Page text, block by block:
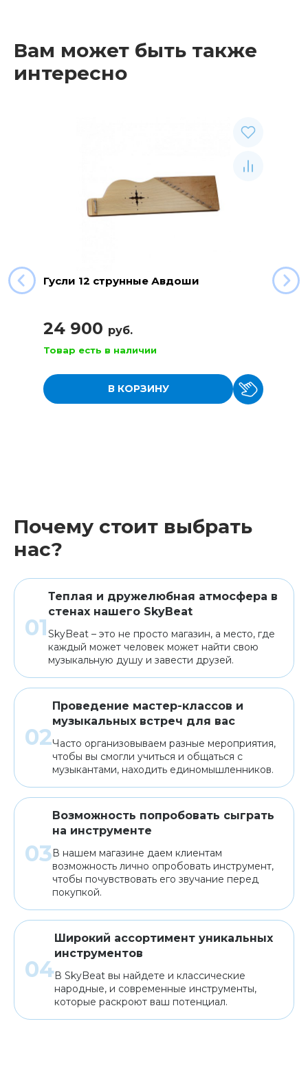
Вам может быть также
интересно
Гусли 12 струнные Авдоши
24 900 руб.
Товар есть в наличии
В КОРЗИНУ
Почему стоит выбрать
нас?
Теплая и дружелюбная атмосфера в
стенах нашего SkyBeat
SkyBeat – это не просто магазин, а место, где
каждый может человек может найти свою
музыкальную душу и завести друзей.
Проведение мастер-классов и
музыкальных встреч для вас
Часто организовываем разные мероприятия,
чтобы вы смогли учиться и общаться с
музыкантами, находить единомышленников.
Возможность попробовать сыграть
на инструменте
В нашем магазине даем клиентам
возможность лично опробовать инструмент,
чтобы почувствовать его звучание перед
покупкой.
Широкий ассортимент уникальных
инструментов
В SkyBeat вы найдете и классические
народные, и современные инструменты,
которые раскроют ваш потенциал.